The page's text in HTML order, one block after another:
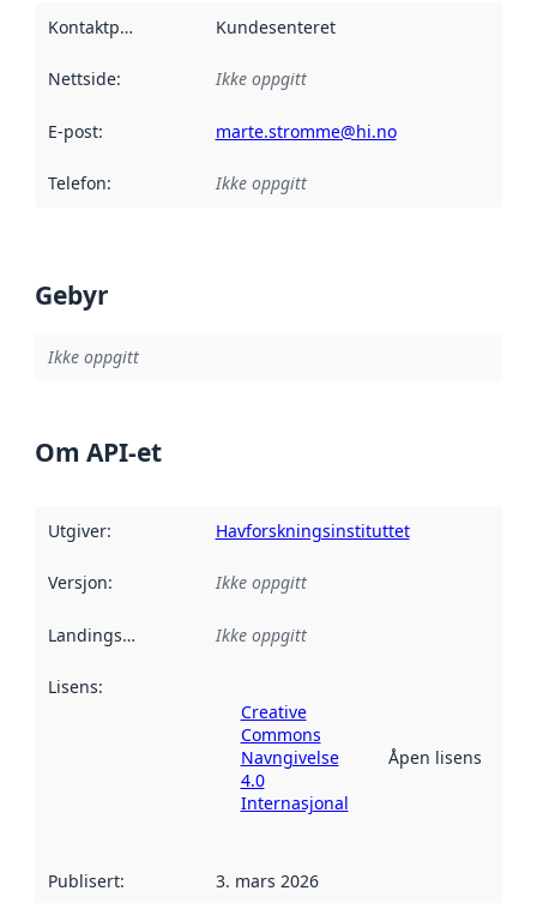
Kontaktpunkt Kundesenteret
Nettside: Ikke oppgitt
E-post: marte.stromme@hi.no
Telefon: Ikke oppgitt
Gebyr
Ikke oppgitt
Om API-et
Utgiver: Havforskningsinstituttet
Versjon: Ikke oppgitt
Landingsside Ikke oppgitt
Lisens:
Creative
Commons
Navngivelse
4.0
Internasjonal
Åpen lisens
Publisert: 3. mars 2026